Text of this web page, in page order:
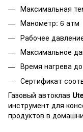
Максимальная
Манометр: 6 атм
Рабочее
Максимальное
Время нагрева
Сертификат
Газовый автоклав
инструмент для
продуктов в